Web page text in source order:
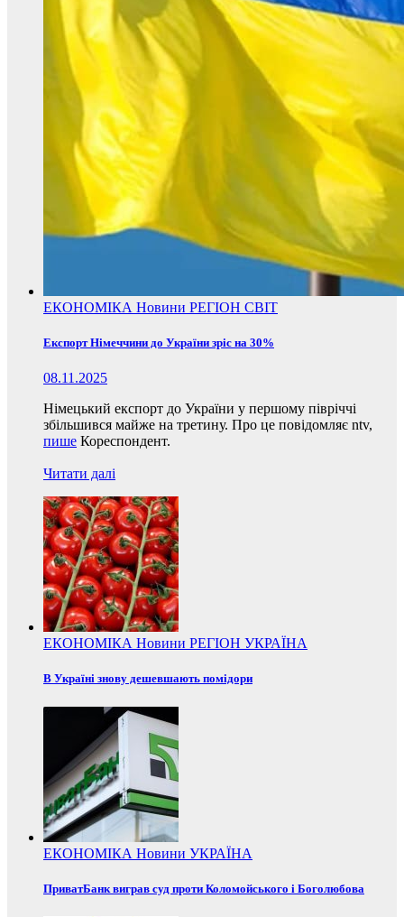
ЕКОНОМІКА Новини РЕГІОН СВІТ
Експорт Німеччини до України зріс на 30%
08.11.2025
Німецький експорт до України у першому півріччі
збільшився майже на третину. Про це повідомляє ntv,
пише Кореспондент.
Читати далі
ЕКОНОМІКА Новини РЕГІОН УКРАЇНА
В Україні знову дешевшають помідори
ЕКОНОМІКА Новини УКРАЇНА
ПриватБанк виграв суд проти Коломойського і Боголюбова